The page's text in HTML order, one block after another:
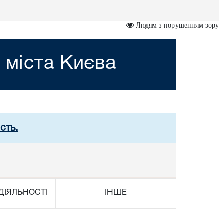
Людям з порушенням зору
Києва
ІНШЕ